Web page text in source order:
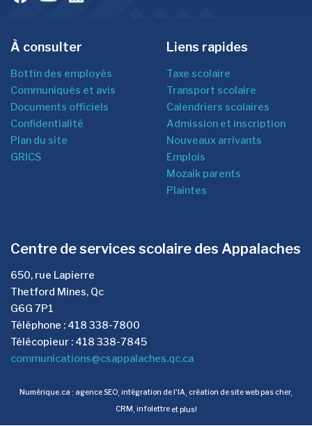
À consulter
Bottin des employés
Communiqués et avis
Documents officiels
Confidentialité
Plan du site
GRICS
Liens rapides
Taxe scolaire
Transport scolaire
Calendriers scolaires
Admission et inscription
Nouveaux arrivants
Emplois
Mozaîk parents
Plaintes
Centre de services scolaire des Appalaches
650, rue Lapierre
Thetford Mines, Qc
G6G 7P1
Téléphone : 418 338-7800
Télécopieur : 418 338-7845
communications@csappalaches.qc.ca
Numérique.ca : agence SEO, intégration de l'IA, création de site web pas cher,
CRM, infolettreet plus!